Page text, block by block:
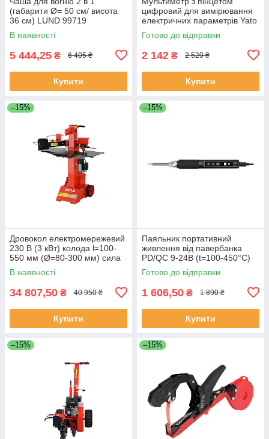
(габарити Ø= 50 см/ висота
36 см) LUND 99719
В наявності
5 444,25 ₴ 6 405 ₴
Купити
цифровий для вимірювання
електричних параметрів Yato
YT-73074
Готово до відправки
2 142 ₴ 2 520 ₴
Купити
–15%
Дровокол електромережевий
230 В (3 кВт) колода l=100-
550 мм (Ø=80-300 мм) сила
натиску 8 т Yato YT-79955
В наявності
34 807,50 ₴ 40 950 ₴
Купити
–15%
Паяльник портативний
живлення від павербанка
PD/QC 9-24В (t=100-450°С)
накінечник Т12 Yato YT-
82488
Готово до відправки
1 606,50 ₴ 1 890 ₴
Купити
–15% –15%